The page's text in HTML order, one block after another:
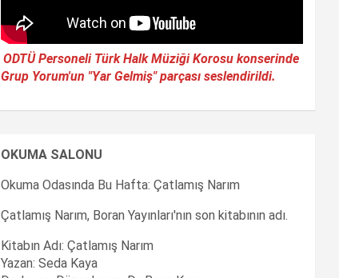
ODTÜ Personeli Türk Halk Müziği Korosu konserinde
Grup Yorum'un "Yar Gelmiş" parçası seslendirildi.
OKUMA SALONU
Okuma Odasında Bu Hafta: Çatlamış Narım
Çatlamış Narım, Boran Yayınları'nın son kitabının adı.
Kitabın Adı: Çatlamış Narım
Yazan: Seda Kaya